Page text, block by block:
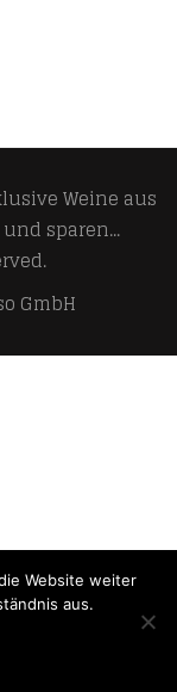
Weine aus
sparen...
GmbH
Website weiter
aus.